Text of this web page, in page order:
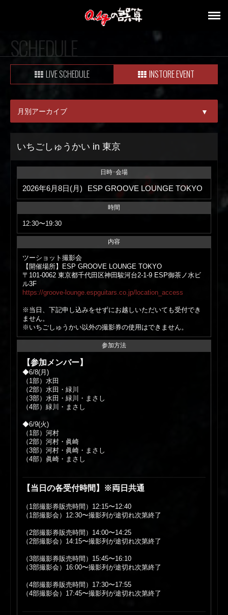
SCHEDULE
LIVE SCHEDULE INSTORE EVENT
月別アーカイブ ▼
ALL
09月
いちごしゅうかい in 東京
日時･会場
2026年6月8日(月) ESP GROOVE LOUNGE TOKYO
時間
12:30〜19:30
内容
ツーショット撮影会
【開催場所】ESP GROOVE LOUNGE TOKYO
〒101-0062 東京都千代田区神田駿河台2-1-9 ESP御茶ノ水ビ
ル3F
https://groove-lounge.espguitars.co.jp/location_access
※当日、下記申し込みをせずにお越しいただいても受付でき
ません。
※いちごしゅうかい以外の撮影券の使用はできません。
参加方法
【参加メンバー】
◆6/8(月)
（1部）水田
（2部）水田・緑川
（3部）水田・緑川・まさし
（4部）緑川・まさし
◆6/9(火)
（1部）河村
（2部）河村・眞崎
（3部）河村・眞崎・まさし
（4部）眞崎・まさし
【当日の各受付時間】※両日共通
（1部撮影券販売時間）12:15〜12:40
（1部撮影会）12:30〜撮影列が途切れ次第終了
（2部撮影券販売時間）14:00〜14:25
（2部撮影会）14:15〜撮影列が途切れ次第終了
（3部撮影券販売時間）15:45〜16:10
（3部撮影会）16:00〜撮影列が途切れ次第終了
（4部撮影券販売時間）17:30〜17:55
（4部撮影会）17:45〜撮影列が途切れ次第終了